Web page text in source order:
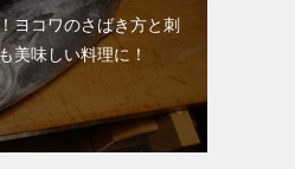
ヨコワのさばき方と刺
美味しい料理に！